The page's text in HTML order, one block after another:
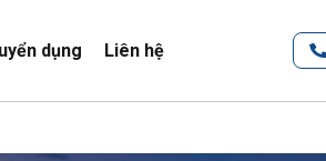
dụng Liên hệ